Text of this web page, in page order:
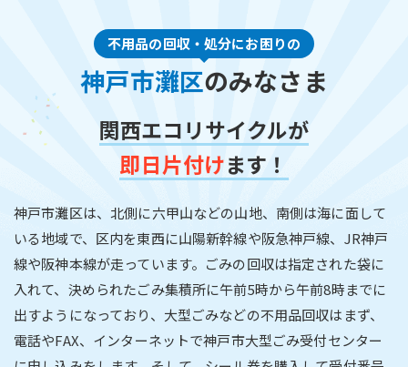
不用品の回収・処分にお困りの
神戸市灘区のみなさま
関西エコリサイクルが
即日片付けます！
神戸市灘区は、北側に六甲山などの山地、南側は海に面して
いる地域で、区内を東西に山陽新幹線や阪急神戸線、JR神戸
線や阪神本線が走っています。ごみの回収は指定された袋に
入れて、決められたごみ集積所に午前5時から午前8時までに
出すようになっており、大型ごみなどの不用品回収はまず、
電話やFAX、インターネットで神戸市大型ごみ受付センター